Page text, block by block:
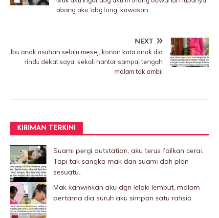
abang aku ‘abg long’ kawasan
NEXT
Ibu anak asuhan selalu mesej, konon kata anak dia
rindu dekat saya, sekali hantar sampai tengah
malam tak ambil
KIRIMAN TERKINI
Suami pergi outstation, aku terus failkan cerai.
Tapi tak sangka mak dan suami dah plan
sesuatu..
Mak kahwinkan aku dgn lelaki Iembut, malam
pertama dia suruh aku simpan satu rahsia